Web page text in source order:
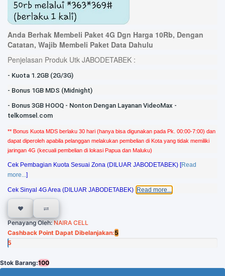
Anda Berhak Membeli Paket 4G Dgn Harga 10Rb, Dengan
Catatan, Wajib Membeli Paket Data Dahulu
Penjelasan Produk Utk JABODETABEK :
- Kuota 1.2GB (2G/3G)
- Bonus 1GB MDS (Midnight)
- Bonus 3GB HOOQ - Nonton Dengan Layanan VideoMax -
telkomsel.com
** Bonus Kuota MDS berlaku 30 hari (hanya bisa digunakan pada Pk. 00:00-7:00) dan
dapat diperoleh apabila pelanggan melakukan pembelian di Kota yang tidak memiliki
jaringan 4G (kecuali pembelian di lokasi Papua dan Maluku)
Cek Pembagian Kuota Sesuai Zona (DILUAR JABODETABEK) [Read
more...]
Cek Sinyal 4G Area (DILUAR JABODETABEK) [ Read more...
Penayang Oleh:NAIRA CELL
Cashback Point Dapat Dibelanjakan:5
5
Stok Barang:100